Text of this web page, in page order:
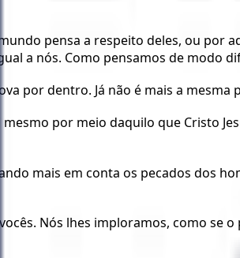
pensa a respeito deles, ou
a nós. Como pensamos de modo
por dentro. Já não é mais a
mesmo por meio daquilo que Cristo
mais em conta os pecados dos
Nós lhes imploramos, como